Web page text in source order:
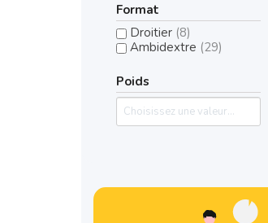
Format
Droitier (8)
Ambidextre (29)
Poids